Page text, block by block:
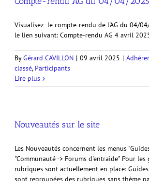
Visualisez le compte-rendu de l'AG du 04/
le lien suivant: Compte-rendu AG 4 avril
ByGérard CAVILLON | 09 avril 2025 |
classé, Participants
Lire plus
Nouveautés sur le site
Les Nouveautés concernent les menus
"Communauté -> Forums d'entraide" Pour les
rubriques sont actuellement en place:
sont regroupées des rubriques sans thème